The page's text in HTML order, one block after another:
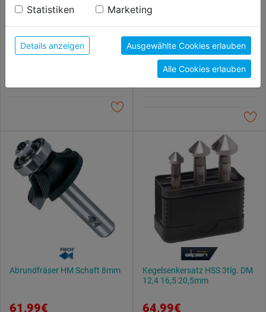
Fasefräser HSS 45° DM 24mm
Frässtift KUD6 HM Kugel
Schaft 6mm
58,99€
Abrundfräser HM Schaft 8mm
61,99€
Kegelsenkersatz HSS 3tlg. DM
12,4 16,5 20,5mm
64,99€
Durch Klick auf "Alle Cookies erlauben" stimmst du
der Verwendung aller Cookies zu. Unter "Details
anzeigen" findest du alle Infos zu den
unterschiedlichen Cookies, unter "Cookies
Konfigurieren" kannst du auswählen, welche Cookies
du zulassen möchtest und welche nicht.
Weitere Informationen findest du in unserer
.
Statistiken
Marketing
Details anzeigen Ausgewählte Cookies erlauben
Alle Cookies erlauben